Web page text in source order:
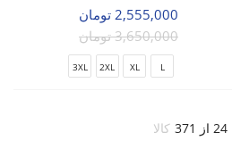
2,555,000 تومان
3,650,000 تومان
L
XL
2XL
3XL
24 از 371 کالا